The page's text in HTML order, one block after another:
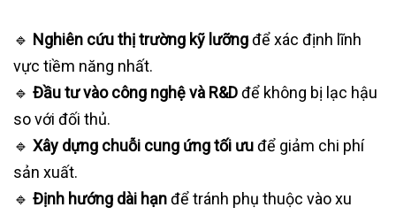
🔹 Nghiên cứu thị trường kỹ lưỡngđể xác định lĩnh
vực tiềm năng nhất.
🔹 Đầu tư vào công nghệ và R&Dđể không bị lạc hậu
so với đối thủ.
🔹 Xây dựng chuỗi cung ứng tối ưuđể giảm chi phí
sản xuất.
🔹 Định hướng dài hạnđể tránh phụ thuộc vào xu